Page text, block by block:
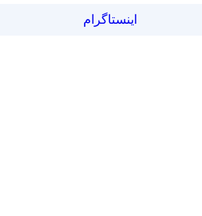
اینستاگرام